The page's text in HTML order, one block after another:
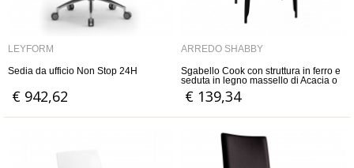
LEYFORM
Sedia da ufficio Non Stop 24H
€ 942,62
ARREDO SHABBY
Sgabello Cook con struttura in ferro e
seduta in legno massello di Acacia o
Mango
€ 139,34